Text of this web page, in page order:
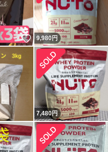
いいね！
9,980円
7,480円